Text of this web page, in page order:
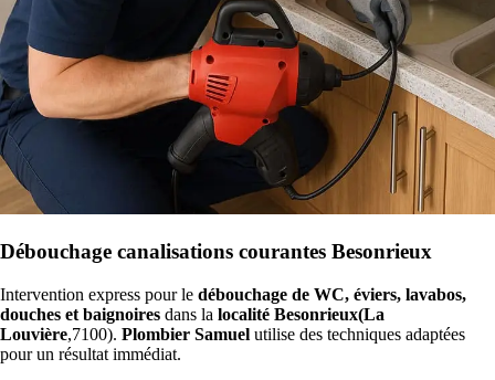
Débouchage canalisations courantes Besonrieux
Intervention express pour le débouchage de WC, éviers, lavabos,
douches et baignoires dans la localité Besonrieux(La
Louvière,7100). Plombier Samuel utilise des techniques adaptées
pour un résultat immédiat.